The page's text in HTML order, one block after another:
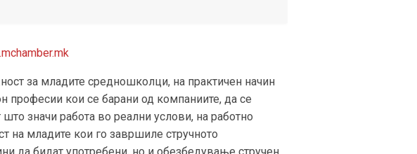
за младите средношколци, на практичен начин
професии кои се барани од компаниите, да се
значи работа во реални услови, на работно
на младите кои го завршиле стручното